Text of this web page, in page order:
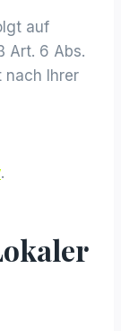
auf
Art. 6 Abs.
nach Ihrer
.